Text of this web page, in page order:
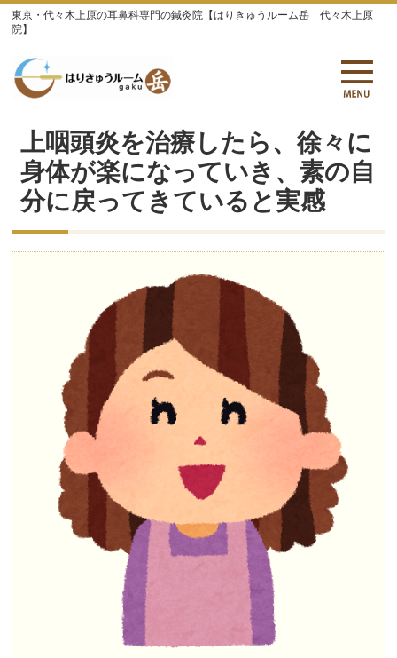
東京・代々木上原の耳鼻科専門の鍼灸院【はりきゅうルーム岳 代々木上原
院】
上咽頭炎を治療したら、徐々に
身体が楽になっていき、素の自
分に戻ってきていると実感